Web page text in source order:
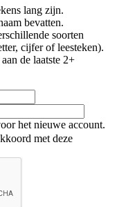
lang zijn.
bevatten.
soorten
cijfer of leesteken).
de laatste 2+
het nieuwe account.
met deze